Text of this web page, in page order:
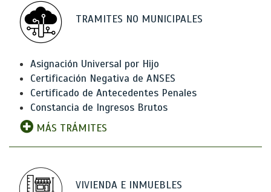
TRAMITES NO MUNICIPALES
Asignación Universal por Hijo
Certificación Negativa de ANSES
Certificado de Antecedentes Penales
Constancia de Ingresos Brutos
MÁS TRÁMITES
VIVIENDA E INMUEBLES